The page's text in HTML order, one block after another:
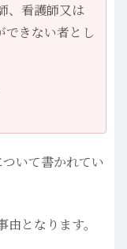
、看護師又は
できない者とし
いて書かれてい
となります。